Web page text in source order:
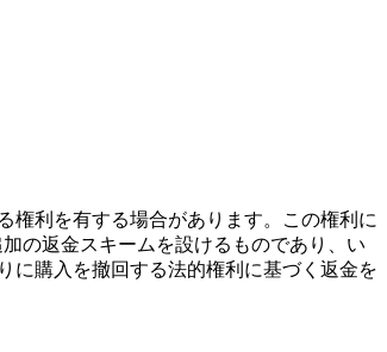
権利を有する場合があります。この権利に
の返金スキームを設けるものであり、い
に購入を撤回する法的権利に基づく返金を